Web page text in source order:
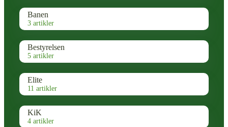
Banen
3 artikler
Bestyrelsen
5 artikler
Elite
11 artikler
KiK
4 artikler